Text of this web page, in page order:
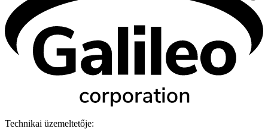
Technikai üzemeltetője: